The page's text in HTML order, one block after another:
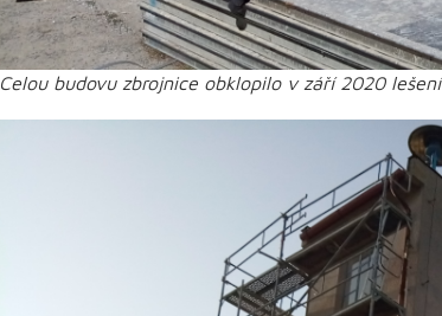
Celou budovu zbrojnice obklopilo v září 2020 lešení